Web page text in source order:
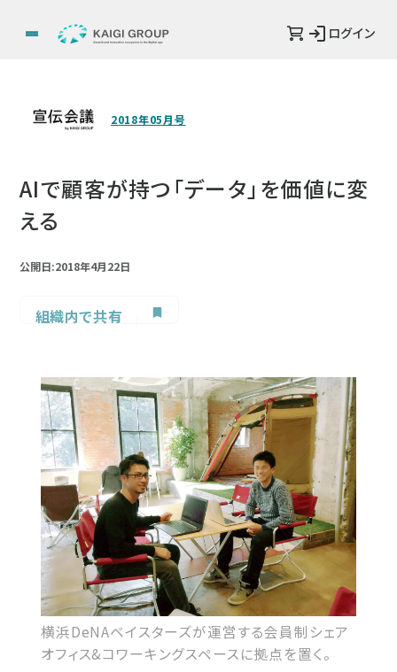
ログイン
2018年05月号
AIで顧客が持つ「データ」を価値に変
える
公開日:2018年4月22日
組織内で共有
横浜DeNAベイスターズが運営する会員制シェア
オフィス&コワーキングスペースに拠点を置く。